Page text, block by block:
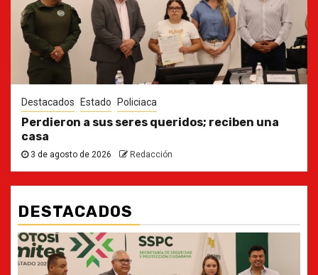
Destacados Estado Policiaca
Perdieron a sus seres queridos; reciben una
casa
3 de agosto de 2026 Redacción
DESTACADOS